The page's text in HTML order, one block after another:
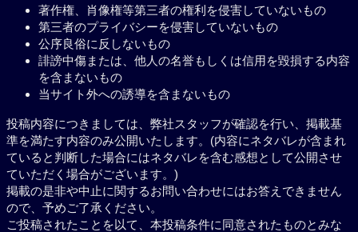
著作権、肖像権等第三者の権利を侵害していないもの
第三者のプライバシーを侵害していないもの
公序良俗に反しないもの
誹謗中傷または、他人の名誉もしくは信用を毀損する内容
を含まないもの
当サイト外への誘導を含まないもの
投稿内容につきましては、弊社スタッフが確認を行い、掲載基
準を満たす内容のみ公開いたします。(内容にネタバレが含まれ
ていると判断した場合にはネタバレを含む感想として公開させ
ていただく場合がございます。)
掲載の是非や中止に関するお問い合わせにはお答えできません
ので、予めご了承ください。
ご投稿されたことを以て、本投稿条件に同意されたものとみな